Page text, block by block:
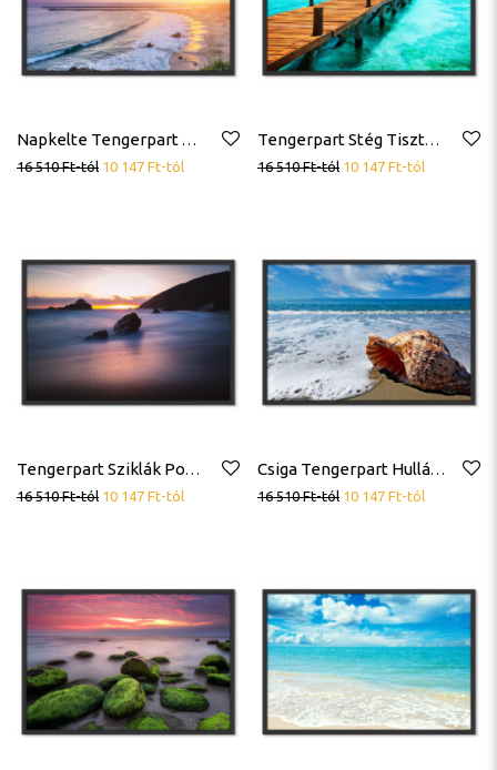
Napkelte Tengerpart Óceán Hullámok Romantikus Poszter
16 510Ft-tól 10 147 Ft-tól
Tengerpart Stég Tiszta Óceán Trópusok Poszter
16 510Ft-tól 10 147 Ft-tól
Tengerpart Sziklák Poszter
16 510Ft-tól 10 147 Ft-tól
Csiga Tengerpart Hullámok Óceán Poszter
16 510Ft-tól 10 147 Ft-tól